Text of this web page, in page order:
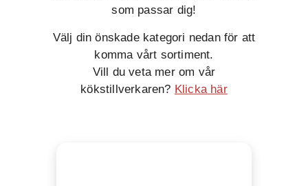
som passar dig!
Välj din önskade kategori nedan för att
komma vårt sortiment.
Vill du veta mer om vår
kökstillverkaren? Klicka här